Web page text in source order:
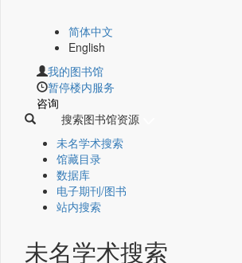
简体中文
English
我的图书馆
暂停楼内服务
咨询
搜索图书馆资源
未名学术搜索
馆藏目录
数据库
电子期刊/图书
站内搜索
未名学术搜索